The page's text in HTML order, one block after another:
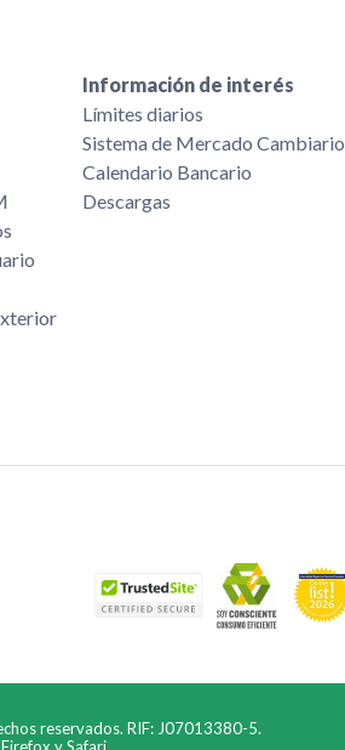
Información de interés
Límites diarios
Sistema de Mercado Cambiario
Calendario Bancario
Descargas
reservados. RIF: J07013380-5.